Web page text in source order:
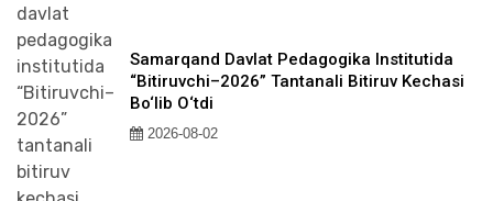
Samarqand Davlat Pedagogika Institutida
“Bitiruvchi–2026” Tantanali Bitiruv Kechasi
Bo‘lib O‘tdi
2026-08-02